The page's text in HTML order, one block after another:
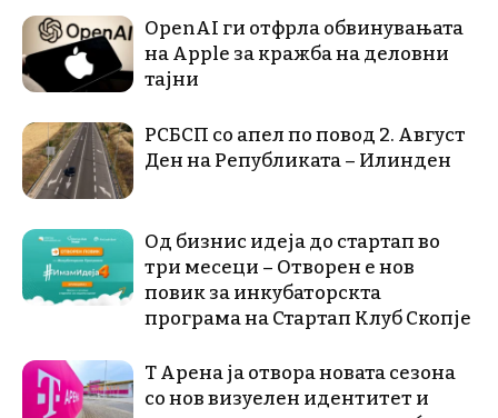
OpenAI ги отфрла обвинувањата
на Apple за кражба на деловни
тајни
РСБСП со апел по повод 2. Август
Ден на Републиката – Илинден
Од бизнис идеја до стартап во
три месеци – Отворен е нов
повик за инкубаторскта
програма на Стартап Клуб Скопје
Т Арена ја отвора новата сезона
со нов визуелен идентитет и